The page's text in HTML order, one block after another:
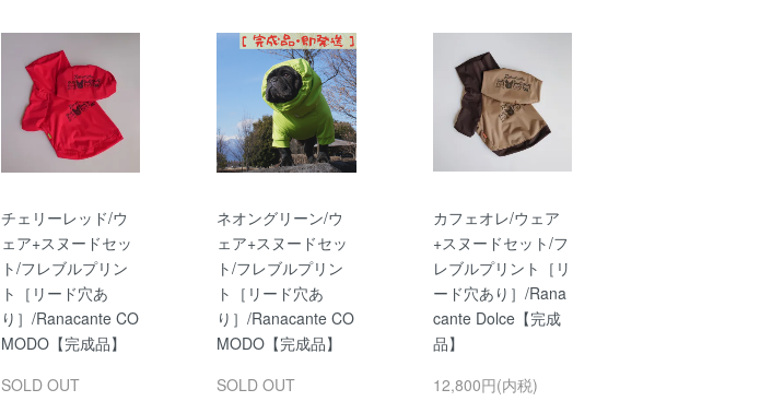
チェリーレッド/ウ
ェア+スヌードセッ
ト/フレブルプリン
ト［リード穴あ
り］/Ranacante CO
MODO【完成品】
SOLD OUT
ネオングリーン/ウ
ェア+スヌードセッ
ト/フレブルプリン
ト［リード穴あ
り］/Ranacante CO
MODO【完成品】
SOLD OUT
カフェオレ/ウェア
+スヌードセット/フ
レブルプリント［リ
ード穴あり］/Rana
cante Dolce【完成
品】
12,800円(内税)